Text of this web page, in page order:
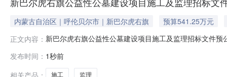
内蒙古自治区｜呼伦贝尔市｜新巴尔虎右旗
预算541.25万元
正文内容： 新巴尔虎右旗公益性公墓建设项目施工及监理招标文件
平、公正、科学和可操作性，现对《新巴尔虎右旗公益
公示的文件包括（但不限于）：1.招标公告
发布时间： 1秒前
相关产品：
施工 监理